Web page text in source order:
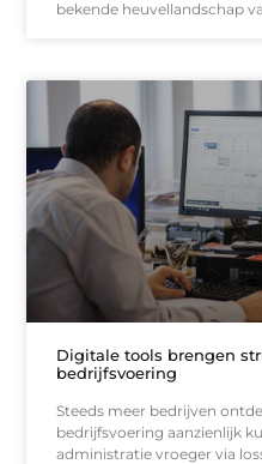
bekende heuvellandschap
Digitale tools brengen
bedrijfsvoering
Steeds meer bedrijven
bedrijfsvoering aanzienlijk
administratie vroeger via